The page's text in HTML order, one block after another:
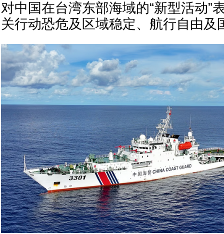
对中国在台湾东部海域的“新型活动”
关行动恐危及区域稳定、航行自由及